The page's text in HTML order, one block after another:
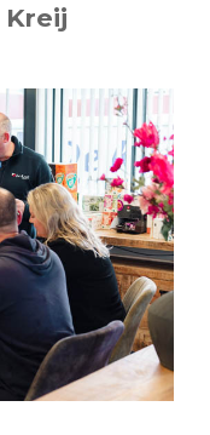
Kreij